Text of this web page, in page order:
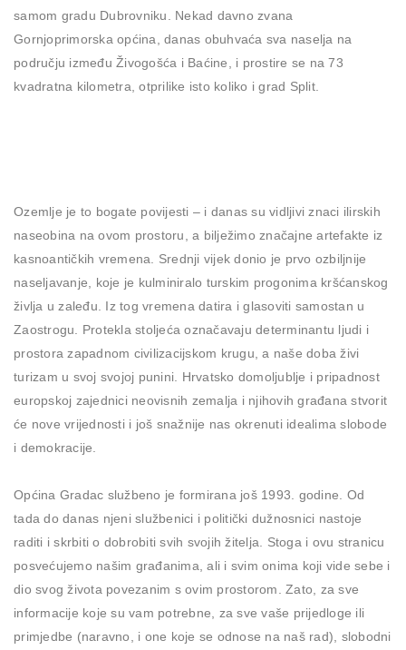
samom gradu Dubrovniku. Nekad davno zvana
Gornjoprimorska općina, danas obuhvaća sva naselja na
području između Živogošća i Baćine, i prostire se na 73
kvadratna kilometra, otprilike isto koliko i grad Split.
Ozemlje je to bogate povijesti – i danas su vidljivi znaci ilirskih
naseobina na ovom prostoru, a bilježimo značajne artefakte iz
kasnoantičkih vremena. Srednji vijek donio je prvo ozbiljnije
naseljavanje, koje je kulminiralo turskim progonima kršćanskog
življa u zaleđu. Iz tog vremena datira i glasoviti samostan u
Zaostrogu. Protekla stoljeća označavaju determinantu ljudi i
prostora zapadnom civilizacijskom krugu, a naše doba živi
turizam u svoj svojoj punini. Hrvatsko domoljublje i pripadnost
europskoj zajednici neovisnih zemalja i njihovih građana stvorit
će nove vrijednosti i još snažnije nas okrenuti idealima slobode
i demokracije.
Općina Gradac službeno je formirana još 1993. godine. Od
tada do danas njeni službenici i politički dužnosnici nastoje
raditi i skrbiti o dobrobiti svih svojih žitelja. Stoga i ovu stranicu
posvećujemo našim građanima, ali i svim onima koji vide sebe i
dio svog života povezanim s ovim prostorom. Zato, za sve
informacije koje su vam potrebne, za sve vaše prijedloge ili
primjedbe (naravno, i one koje se odnose na naš rad), slobodni